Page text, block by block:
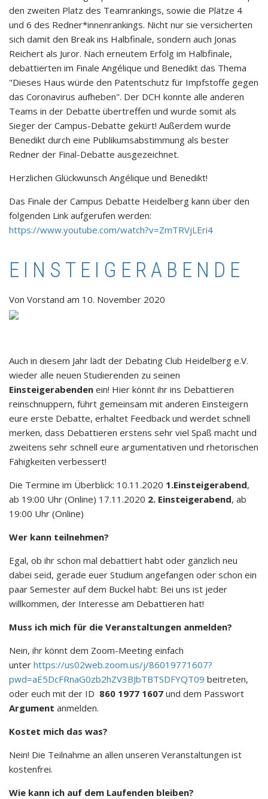
den zweiten Platz des Teamrankings, sowie die Plätze 4
und 6 des Redner*innenrankings. Nicht nur sie versicherten
sich damit den Break ins Halbfinale, sondern auch Jonas
Reichert als Juror. Nach erneutem Erfolg im Halbfinale,
debattierten im Finale Angélique und Benedikt das Thema
"Dieses Haus würde den Patentschutz für Impfstoffe gegen
das Coronavirus aufheben". Der DCH konnte alle anderen
Teams in der Debatte übertreffen und wurde somit als
Sieger der Campus-Debatte gekürt! Außerdem wurde
Benedikt durch eine Publikumsabstimmung als bester
Redner der Final-Debatte ausgezeichnet.
Herzlichen Glückwunsch Angélique und Benedikt!
Das Finale der Campus Debatte Heidelberg kann über den
folgenden Link aufgerufen werden:
https://www.youtube.com/watch?v=ZmTRVjLEri4
EINSTEIGERABENDE
Von Vorstand am 10. November 2020
Auch in diesem Jahr lädt der Debating Club Heidelberg e.V.
wieder alle neuen Studierenden zu seinen
Einsteigerabenden ein! Hier könnt ihr ins Debattieren
reinschnuppern, führt gemeinsam mit anderen Einsteigern
eure erste Debatte, erhaltet Feedback und werdet schnell
merken, dass Debattieren erstens sehr viel Spaß macht und
zweitens sehr schnell eure argumentativen und rhetorischen
Fähigkeiten verbessert!
Die Termine im Überblick: 10.11.2020 1.Einsteigerabend,
ab 19:00 Uhr (Online) 17.11.2020 2. Einsteigerabend, ab
19:00 Uhr (Online)
Wer kann teilnehmen?
Egal, ob ihr schon mal debattiert habt oder gänzlich neu
dabei seid, gerade euer Studium angefangen oder schon ein
paar Semester auf dem Buckel habt: Bei uns ist jeder
willkommen, der Interesse am Debattieren hat!
Muss ich mich für die Veranstaltungen anmelden?
Nein, ihr könnt dem Zoom-Meeting einfach
unter https://us02web.zoom.us/j/86019771607?
pwd=aE5DcFRnaG0zb2hZV3BJbTBTSDFYQT09 beitreten,
oder euch mit der ID 860 1977 1607 und dem Passwort
Argument anmelden.
Kostet mich das was?
Nein! Die Teilnahme an allen unseren Veranstaltungen ist
kostenfrei.
Wie kann ich auf dem Laufenden bleiben?